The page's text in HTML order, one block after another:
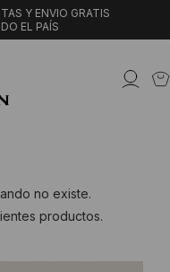
Y ENVIO GRATIS
EL PAÍS
no existe.
productos.